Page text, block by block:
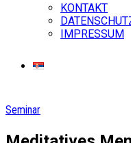
KONTAKT
IMPRESSUM
Seminar